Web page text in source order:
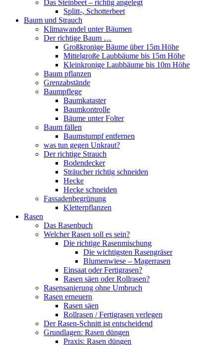
Das Steinbeet – richtig angelegt
Splitt-, Schotterbeet
Baum und Strauch
Klimawandel unter Bäumen
Der richtige Baum …
Großkronige Bäume über 15m Höhe
Mittelgroße Laubbäume bis 15m Höhe
Kleinkronige Laubbäume bis 10m Höhe
Baum pflanzen
Grenzabstände
Baumpflege
Baumkataster
Baumkontrolle
Bäume unter Folter
Baum fällen
Baumstumpf entfernen
was tun gegen Unkraut?
Der richtige Strauch
Bodendecker
Sträucher richtig schneiden
Hecke
Hecke schneiden
Fassadenbegrünung
Kletterpflanzen
Rasen
Das Rasenbuch
Welcher Rasen soll es sein?
Die richtige Rasenmischung
Die wichtigsten Rasengräser
Blumenwiese – Magerrasen
Einsaat oder Fertigrasen?
Rasen säen oder Rollrasen?
Rasensanierung ohne Umbruch
Rasen erneuern
Rasen säen
Rollrasen / Fertigrasen verlegen
Der Rasen-Schnitt ist entscheidend
Grundlagen: Rasen düngen
Praxis: Rasen düngen